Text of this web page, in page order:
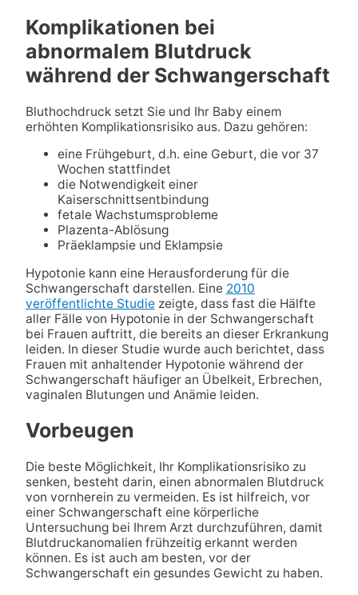
Komplikationen bei
abnormalem Blutdruck
während der Schwangerschaft
Bluthochdruck setzt Sie und Ihr Baby einem
erhöhten Komplikationsrisiko aus. Dazu gehören:
eine Frühgeburt, d.h. eine Geburt, die vor 37
Wochen stattfindet
die Notwendigkeit einer
Kaiserschnittsentbindung
fetale Wachstumsprobleme
Plazenta-Ablösung
Präeklampsie und Eklampsie
Hypotonie kann eine Herausforderung für die
Schwangerschaft darstellen. Eine 2010
veröffentlichte Studiezeigte, dass fast die Hälfte
aller Fälle von Hypotonie in der Schwangerschaft
bei Frauen auftritt, die bereits an dieser Erkrankung
leiden. In dieser Studie wurde auch berichtet, dass
Frauen mit anhaltender Hypotonie während der
Schwangerschaft häufiger an Übelkeit, Erbrechen,
vaginalen Blutungen und Anämie leiden.
Vorbeugen
Die beste Möglichkeit, Ihr Komplikationsrisiko zu
senken, besteht darin, einen abnormalen Blutdruck
von vornherein zu vermeiden. Es ist hilfreich, vor
einer Schwangerschaft eine körperliche
Untersuchung bei Ihrem Arzt durchzuführen, damit
Blutdruckanomalien frühzeitig erkannt werden
können. Es ist auch am besten, vor der
Schwangerschaft ein gesundes Gewicht zu haben.